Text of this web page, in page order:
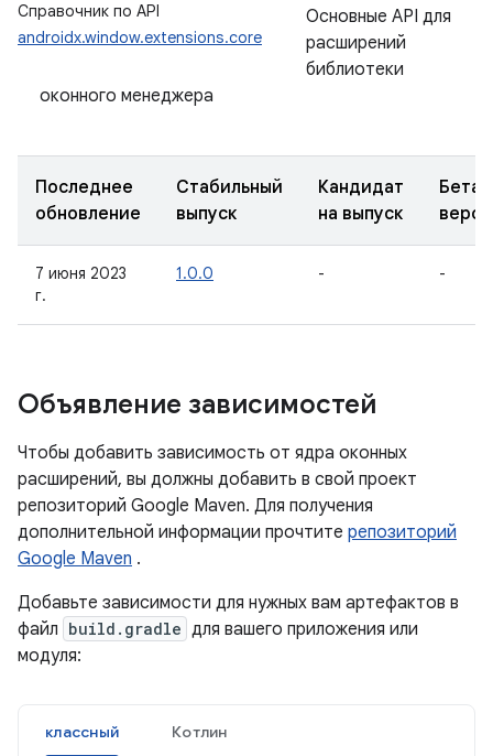
Справочник по API
androidx.window.extensions.core
Основные API для
расширений
библиотеки
оконного менеджера
Последнее
обновление
Стабильный
выпуск
Кандидат
на выпуск
Бета-
7 июня 2023
г.
1.0.0 - -
Объявление зависимостей
Чтобы добавить зависимость от ядра оконных
расширений, вы должны добавить в свой проект
репозиторий Google Maven. Для получения
дополнительной информации прочтите репозиторий
Google Maven .
Добавьте зависимости для нужных вам артефактов в
файл build.gradle для вашего приложения или
модуля:
классный Котлин